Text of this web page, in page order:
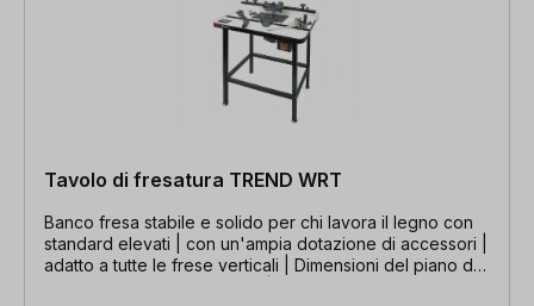
Tavolo di fresatura TREND WRT
Banco fresa stabile e solido per chi lavora il legno con
standard elevati | con un'ampia dotazione di accessori |
adatto a tutte le frese verticali | Dimensioni del piano del